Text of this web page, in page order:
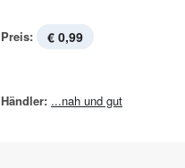
Preis: € 0,99
Händler: ...nah und gut